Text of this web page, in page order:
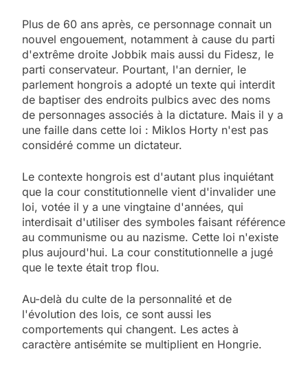
Plus de 60 ans après, ce personnage connait un
nouvel engouement, notamment à cause du parti
d'extrême droite Jobbik mais aussi du Fidesz, le
parti conservateur. Pourtant, l'an dernier, le
parlement hongrois a adopté un texte qui interdit
de baptiser des endroits pulbics avec des noms
de personnages associés à la dictature. Mais il y a
une faille dans cette loi : Miklos Horty n'est pas
considéré comme un dictateur.
Le contexte hongrois est d'autant plus inquiétant
que la cour constitutionnelle vient d'invalider une
loi, votée il y a une vingtaine d'années, qui
interdisait d'utiliser des symboles faisant référence
au communisme ou au nazisme. Cette loi n'existe
plus aujourd'hui. La cour constitutionnelle a jugé
que le texte était trop flou.
Au-delà du culte de la personnalité et de
l'évolution des lois, ce sont aussi les
comportements qui changent. Les actes à
caractère antisémite se multiplient en Hongrie.